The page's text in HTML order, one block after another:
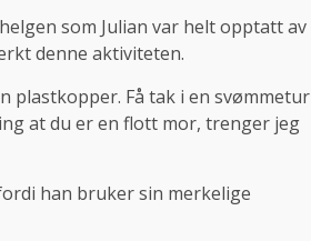
som Julian var helt opptatt av
denne aktiviteten.
plastkopper. Få tak i en svømmetur
at du er en flott mor, trenger jeg
han bruker sin merkelige